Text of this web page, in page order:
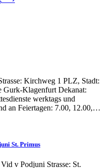
Kirchweg 1 PLZ, Stadt:
Gurk-Klagenfurt Dekanat:
werktags und
an Feiertagen: 7.00, 12.00,…
St. Primus
v Podjuni Strasse: St.